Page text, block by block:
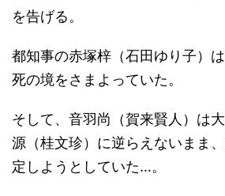
を告げる。
都知事の赤塚梓（石田ゆり子）
死の境をさまよっていた。
そして、音羽尚（賀来賢人）は
源（桂文珍）に逆らえないまま
定しようとしていた…。